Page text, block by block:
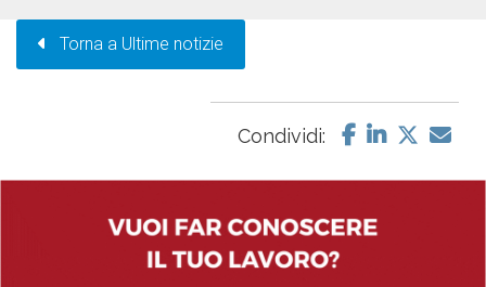
Torna a Ultime notizie
Condividi: